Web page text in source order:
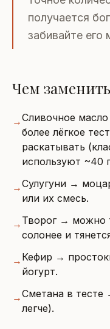
получается
забивайте его
Чем
→Сливочное
более лёгкое
раскатывать
используют ~40
→Сулугуни →
или их смесь.
→ Творог → можно
солонее и
→ Кефир →
йогурт.
→Сметана в тесте
легче).